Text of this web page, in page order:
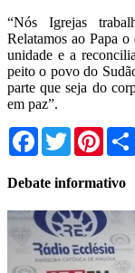
“Nós Igrejas
Relatamos ao Papa
unidade e a
peito o povo do
parte que seja do
em paz”.
Facebook
Twitter
Debate informativo